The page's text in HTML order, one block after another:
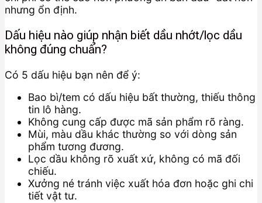
nhưng ổn định.
Dấu hiệu nào giúp nhận biết dầu nhớt/lọc dầu
không đúng chuẩn?
Có 5 dấu hiệu bạn nên để ý:
Bao bì/tem có dấu hiệu bất thường, thiếu thông
tin lô hàng.
Không cung cấp được mã sản phẩm rõ ràng.
Mùi, màu dầu khác thường so với dòng sản
phẩm tương đương.
Lọc dầu không rõ xuất xứ, không có mã đối
chiếu.
Xưởng né tránh việc xuất hóa đơn hoặc ghi chi
tiết vật tư.